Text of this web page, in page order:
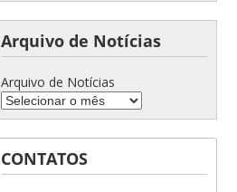
Arquivo de Notícias
Arquivo de Notícias
CONTATOS